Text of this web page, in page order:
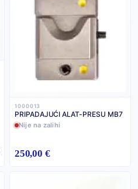
1000013
PRIPADAJUĆI ALAT-PRESU MB7
Nije na zalihi
250,00 €